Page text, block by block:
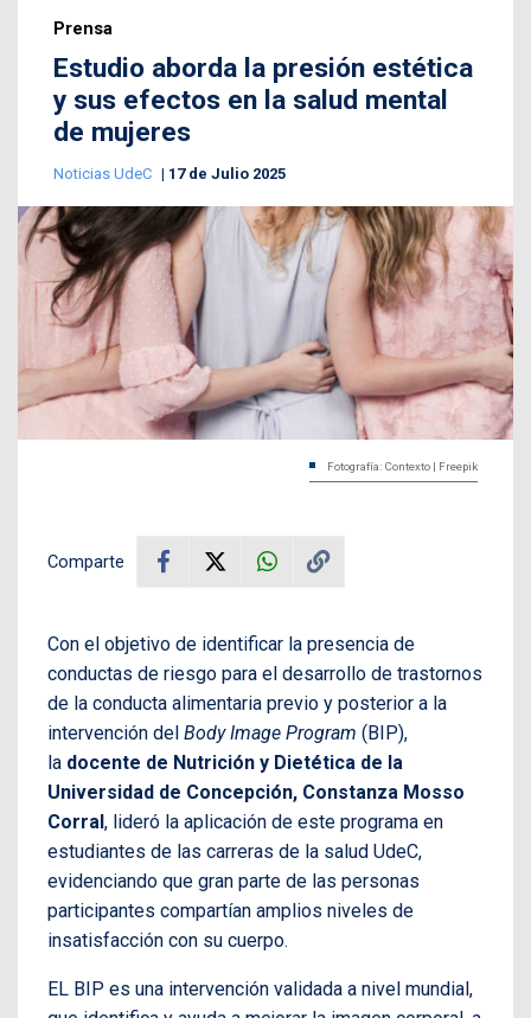
Prensa
Estudio aborda la presión estética
y sus efectos en la salud mental
de mujeres
Noticias UdeC 17 de Julio 2025
Fotografía: Contexto | Freepik
Comparte
Con el objetivo de identificar la presencia de
conductas de riesgo para el desarrollo de trastornos
de la conducta alimentaria previo y posterior a la
intervención del Body Image Program (BIP),
la docente de Nutrición y Dietética de la
Universidad de Concepción, Constanza Mosso
Corral, lideró la aplicación de este programa en
estudiantes de las carreras de la salud UdeC,
evidenciando que gran parte de las personas
participantes compartían amplios niveles de
insatisfacción con su cuerpo.
EL BIP es una intervención validada a nivel mundial,